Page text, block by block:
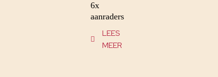
6x
aanraders
LEES
MEER